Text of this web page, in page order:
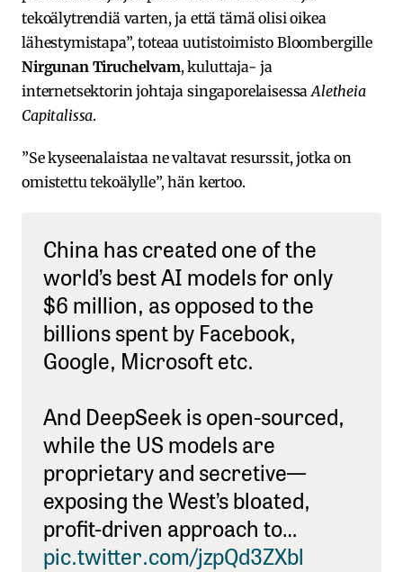
tekoälytrendiä varten, ja että tämä olisi oikea
lähestymistapa”, toteaa uutistoimisto Bloombergille
Nirgunan Tiruchelvam, kuluttaja- ja
internetsektorin johtaja singaporelaisessaAletheia
Capitalissa.
”Se kyseenalaistaa ne valtavat resurssit, jotka on
omistettu tekoälylle”, hän kertoo.
China has created one of the
world’s best AI models for only
$6 million, as opposed to the
billions spent by Facebook,
Google, Microsoft etc.
And DeepSeek is open-sourced,
while the US models are
proprietary and secretive—
exposing the West’s bloated,
profit-driven approach to…
pic.twitter.com/jzpQd3ZXbl